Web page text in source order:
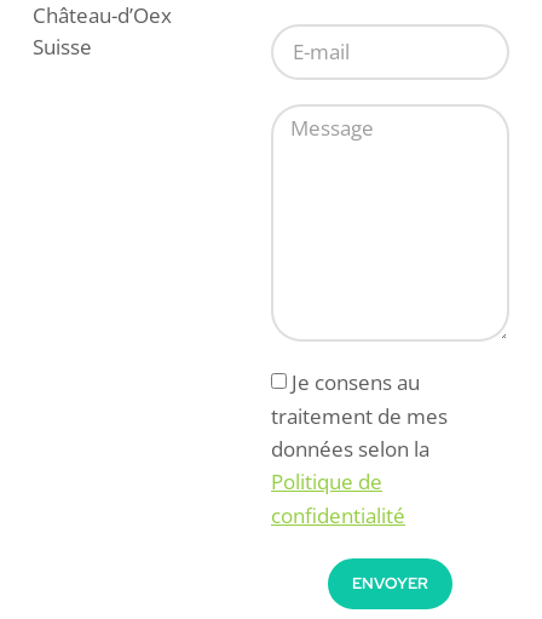
Château-d’Oex
Suisse
Je consens au
traitement de mes
données selon la
Politique de
confidentialité
ENVOYER